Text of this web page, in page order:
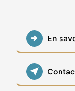
En